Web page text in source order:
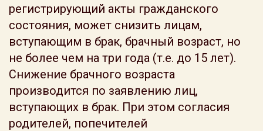
регистрирующий акты гражданского
состояния, может снизить лицам,
вступающим в брак, брачный возраст, но
не более чем на три года (т.е. до 15 лет).
Снижение брачного возраста
производится по заявлению лиц,
вступающих в брак. При этом согласия
родителей, попечителей